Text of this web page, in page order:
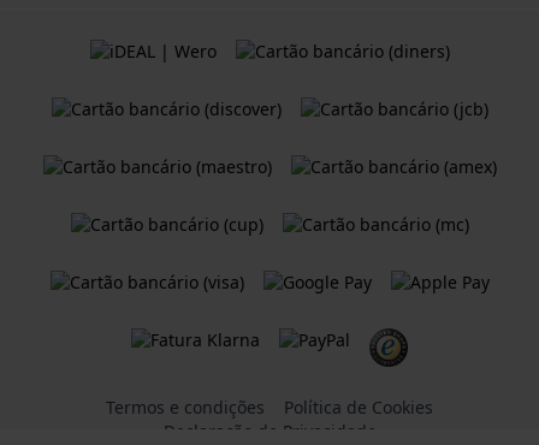
Termos e condições
Política de Cookies
Declaração de Privacidade